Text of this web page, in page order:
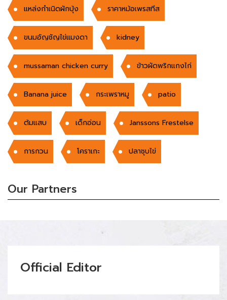
แหล่งกำเนิดผักบุ้ง ราคาหม้อเพรสทีส
ขนมอัญชัญไข่แมงดา kidney
mussaman chicken curry ข้าวผัดพริกแกงไก่
Banana juice กระเพราหมู patio
ต้มแสบ เด็กอ่อน Janssons Frestelse
การกวน โคราเกะ ปลาชุบไข่
Our Partners
Official Editor